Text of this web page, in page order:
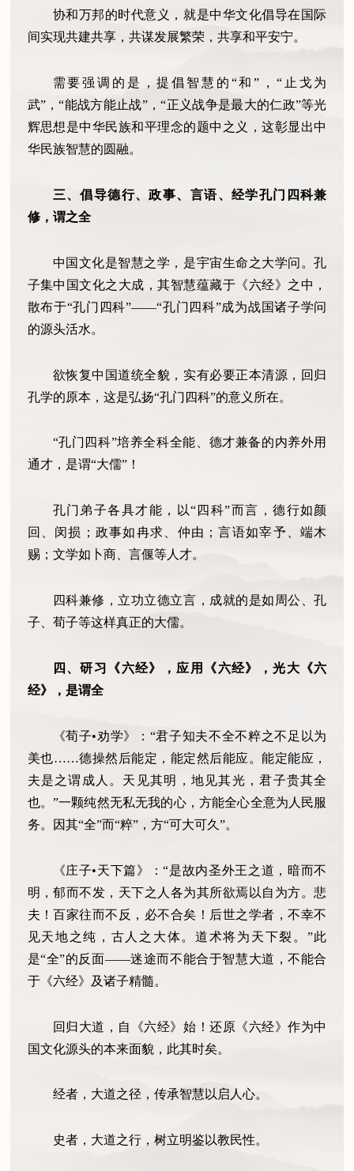
协和万邦的时代意义，就是中华文化倡导在国际
间实现共建共享，共谋发展繁荣，共享和平安宁。
需要强调的是，提倡智慧的“和”，“止戈为
武”，“能战方能止战”，“正义战争是最大的仁政”等光
辉思想是中华民族和平理念的题中之义，这彰显出中
华民族智慧的圆融。
三、倡导德行、政事、言语、经学孔门四科兼
修，谓之全
中国文化是智慧之学，是宇宙生命之大学问。孔
子集中国文化之大成，其智慧蕴藏于《六经》之中，
散布于“孔门四科”——“孔门四科”成为战国诸子学问
的源头活水。
欲恢复中国道统全貌，实有必要正本清源，回归
孔学的原本，这是弘扬“孔门四科”的意义所在。
“孔门四科”培养全科全能、德才兼备的内养外用
通才，是谓“大儒”！
孔门弟子各具才能，以“四科”而言，德行如颜
回、闵损；政事如冉求、仲由；言语如宰予、端木
赐；文学如卜商、言偃等人才。
四科兼修，立功立德立言，成就的是如周公、孔
子、荀子等这样真正的大儒。
四、研习《六经》，应用《六经》，光大《六
经》，是谓全
《荀子•劝学》：“君子知夫不全不粹之不足以为
美也……德操然后能定，能定然后能应。能定能应，
夫是之谓成人。天见其明，地见其光，君子贵其全
也。”一颗纯然无私无我的心，方能全心全意为人民服
务。因其“全”而“粹”，方“可大可久”。
《庄子•天下篇》：“是故内圣外王之道，暗而不
明，郁而不发，天下之人各为其所欲焉以自为方。悲
夫！百家往而不反，必不合矣！后世之学者，不幸不
见天地之纯，古人之大体。道术将为天下裂。”此
是“全”的反面——迷途而不能合于智慧大道，不能合
于《六经》及诸子精髓。
回归大道，自《六经》始！还原《六经》作为中
国文化源头的本来面貌，此其时矣。
经者，大道之径，传承智慧以启人心。
史者，大道之行，树立明鉴以教民性。